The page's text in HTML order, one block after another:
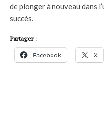
de plonger à nouveau dans
succès.
Partager :
Facebook X